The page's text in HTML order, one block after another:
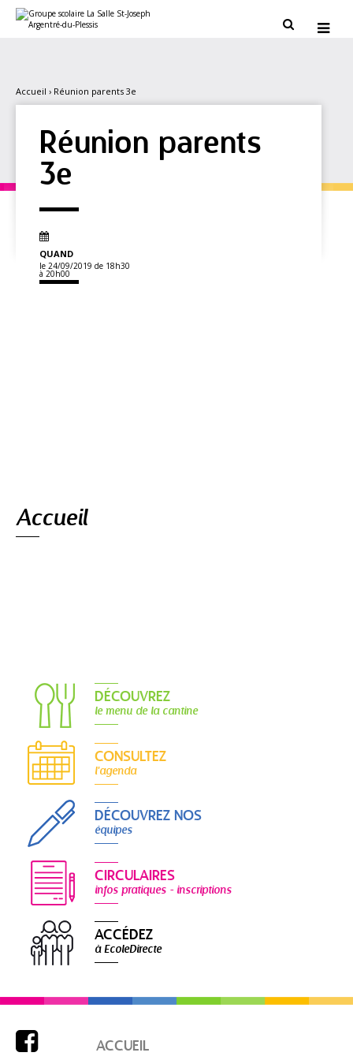
contenu.
personnels
 
Accueil › Réunion parents 3e
Réunion parents
3e
QUAND
le 24/09/2019 de 18h30
à 20h00
Accueil
DÉCOUVREZ
le menu de la cantine
CONSULTEZ
l'agenda
DÉCOUVREZ NOS
équipes
CIRCULAIRES
infos pratiques - inscriptions
ACCÉDEZ
à EcoleDirecte
 ACCUEIL